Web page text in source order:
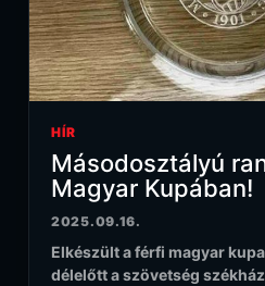
HÍR
Másodosztályú
Magyar Kupában!
2025.09.16.
Elkészült a férfi magyar
délelőtt a szövetség